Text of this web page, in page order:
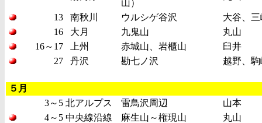
山）
13 南秋川 ウルシゲ谷沢
大谷、三
16
大月 九鬼山
丸山
16～17
上州 赤城山、岩櫃山
臼井
27
丹沢 勘七ノ沢 越野、駒
５月
3～5 北アルプス 雷鳥沢周辺
山本
4～5 中央線沿線 麻生山～権現山
丸山